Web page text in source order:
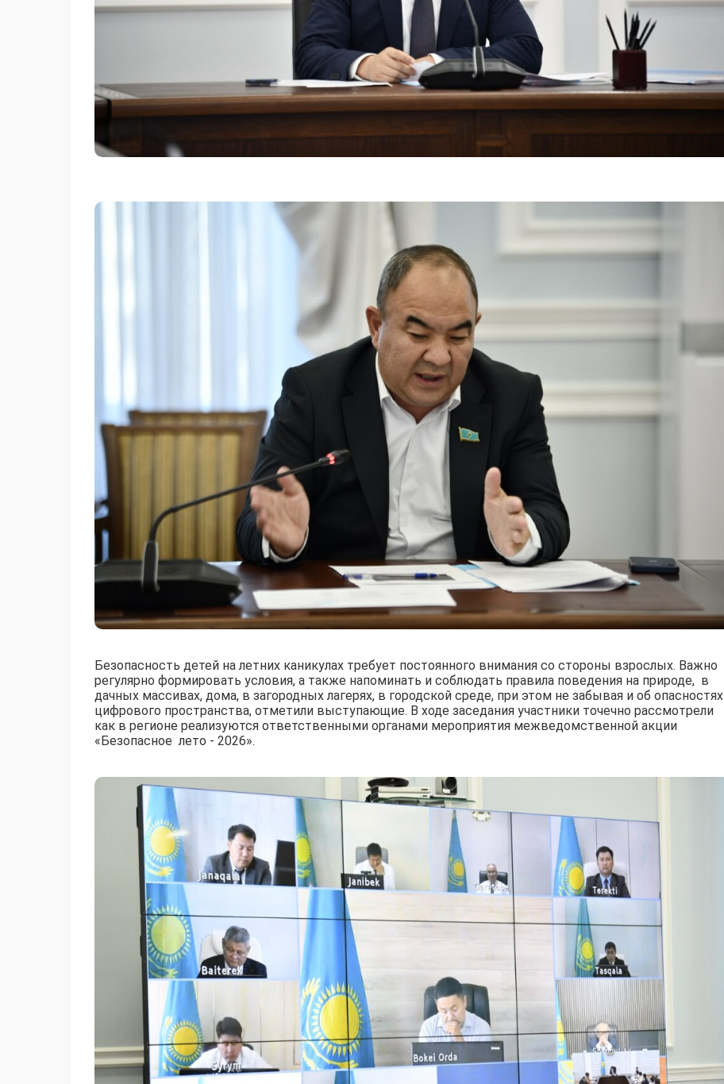
Безопасность детей на летних каникулах требует постоянного внимания со стороны взрослых. Важно
регулярно формировать условия, а также напоминать и соблюдать правила поведения на природе, в
дачных массивах, дома, в загородных лагерях, в городской среде, при этом не забывая и об опасностях
цифрового пространства, отметили выступающие. В ходе заседания участники точечно рассмотрели
как в регионе реализуются ответственными органами мероприятия межведомственной акции
«Безопасное лето - 2026».